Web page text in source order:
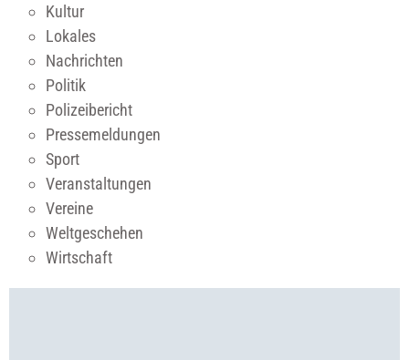
Kultur
Lokales
Nachrichten
Politik
Polizeibericht
Pressemeldungen
Sport
Veranstaltungen
Vereine
Weltgeschehen
Wirtschaft